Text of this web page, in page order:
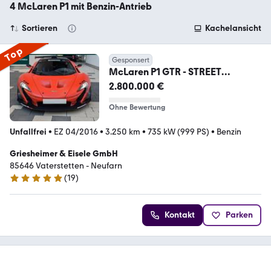
4 McLaren P1 mit Benzin-Antrieb
Sortieren Kachelansicht
Top Gesponsert
McLaren P1 GTR - STREET
VERSION - LANZANTE
2.800.000 €
Ohne Bewertung
Unfallfrei • EZ 04/2016• 3.250 km • 735 kW (999 PS) • Benzin
Griesheimer & Eisele GmbH
85646 Vaterstetten - Neufarn
5 Sterne
(19)
Kontakt Parken